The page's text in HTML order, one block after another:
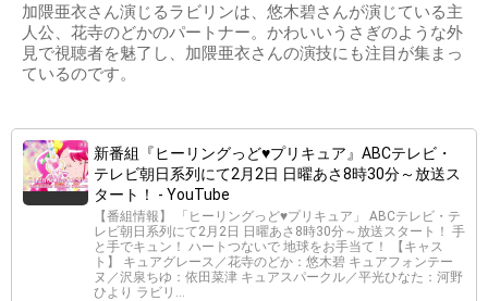
加隈亜衣さん演じるラビリンは、悠木碧さんが演じている主
人公、花寺のどかのパートナー。かわいいうさぎのような外
見で視聴者を魅了し、加隈亜衣さんの演技にも注目が集まっ
ているのです。
新番組『ヒーリングっど♥プリキュア』ABCテレビ・
テレビ朝日系列にて2月2日 日曜あさ8時30分～放送ス
タート！ - YouTube
【番組情報】 「ヒーリングっど♥プリキュア」 ABCテレビ・テ
レビ朝日系列にて2月2日 日曜あさ8時30分～放送スタート！ 手
と手でキュン！ ハートつないで 地球をお手当て！ 【キャス
ト】 キュアグレース／花寺のどか：悠木碧 キュアフォンテー
ヌ／沢泉ちゆ：依田菜津 キュアスパークル／平光ひなた：河野
ひより ラビリ...